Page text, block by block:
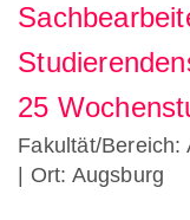
25
Fakultät/Bereich:
| Ort: Augsburg